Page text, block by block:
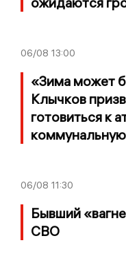
06/08 13:00
«Зима может
Клычков
готовиться к
06/08 11:30
Бывший
СВО